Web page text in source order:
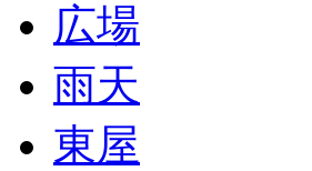
広場
雨天
東屋